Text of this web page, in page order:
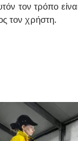
τον τρόπο
τον χρήστη.